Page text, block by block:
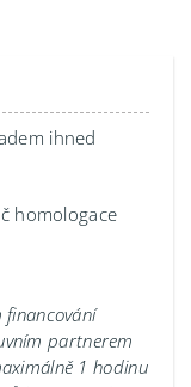
ihned
homologace
financování
partnerem
1 hodinu